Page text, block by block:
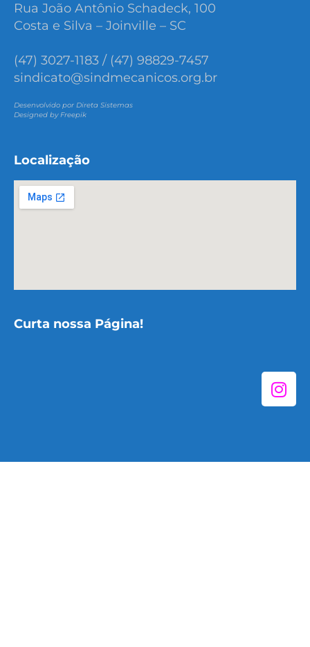
Rua João Antônio Schadeck, 100
Costa e Silva – Joinville – SC
(47) 3027-1183 / (47) 98829-7457
sindicato@sindmecanicos.org.br
Desenvolvido por Direta Sistemas
Designed by Freepik
Localização
Curta nossa Página!